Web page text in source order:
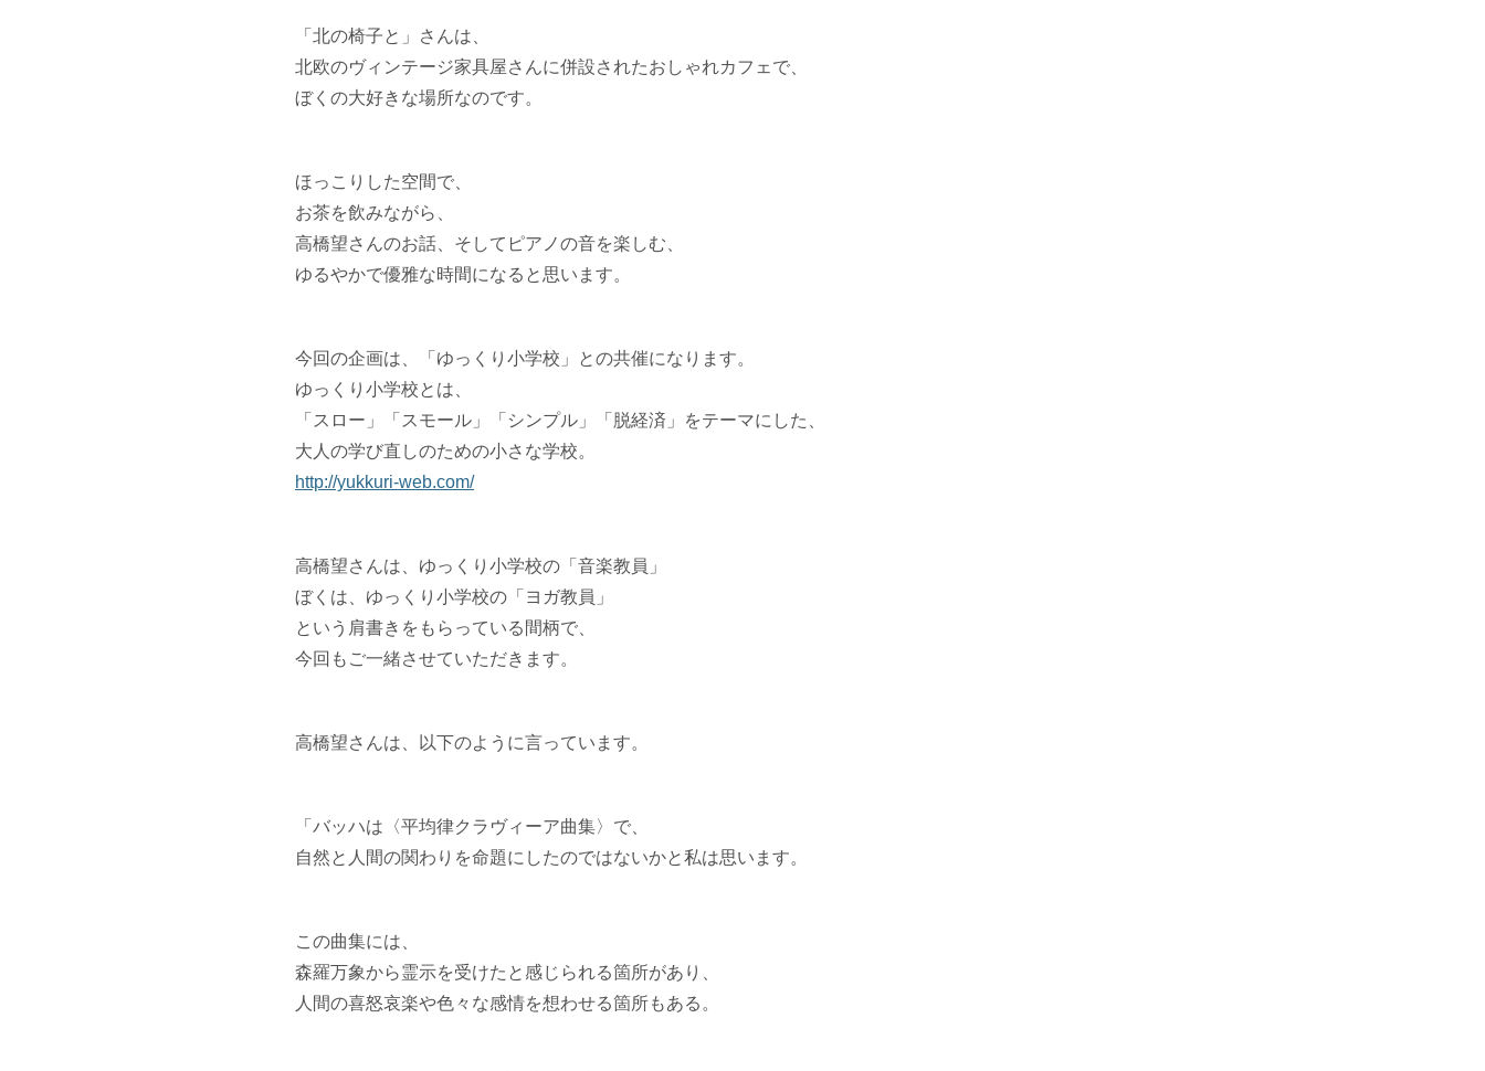
「北の椅子と」さんは、
北欧のヴィンテージ家具屋さんに併設されたおしゃれカフェで、
ぼくの大好きな場所なのです。
ほっこりした空間で、
お茶を飲みながら、
高橋望さんのお話、そしてピアノの音を楽しむ、
ゆるやかで優雅な時間になると思います。
今回の企画は、「ゆっくり小学校」との共催になります。
ゆっくり小学校とは、
「スロー」「スモール」「シンプル 」「脱経済」をテーマにした、
大人の学び直しのための小さな学校。
http://yukkuri-web.com/
高橋望さんは、ゆっくり小学校の「音楽教員」
ぼくは、ゆっくり小学校の「ヨガ教員」
という肩書きをもらっている間柄で、
今回もご一緒させていただきます。
高橋望さんは、以下のように言っています。
「バッハは〈平均律クラヴィーア曲集〉で、
自然と人間の関わりを命題にしたのではないかと私は思います。
この曲集には、
森羅万象から霊示を受けたと感じられる箇所があ り、
人間の喜怒哀楽や色々な感情を想わせる箇所もある。